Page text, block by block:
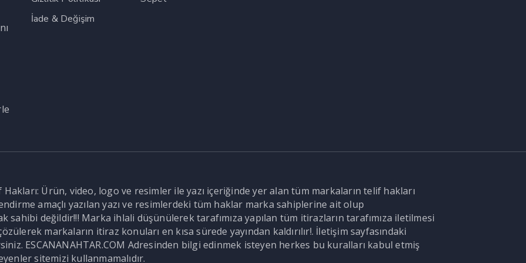
İade & Değişim
Ürün, video, logo ve resimler ile yazı içeriğinde yer alan tüm markaların telif hakları
amaçlı yazılan yazı ve resimlerdeki tüm haklar marka sahiplerine ait olup
sahibi değildir!!! Marka ihlali düşünülerek tarafımıza yapılan tüm itirazların tarafımıza iletilmesi
markaların itiraz konuları en kısa sürede yayından kaldırılır!. İletişim sayfasındaki
ESCANANAHTAR.COM Adresinden bilgi edinmek isteyen herkes bu kuralları kabul etmiş
sitemizi kullanmamalıdır.